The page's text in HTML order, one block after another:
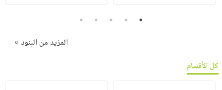
1
2
3
4
5
المزيد من البنود »
كل الأقسام